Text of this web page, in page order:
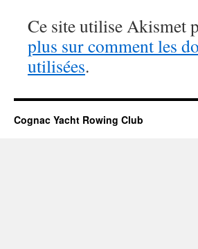
Ce site utilise Akismet
plus sur comment les
utilisées.
Cognac Yacht Rowing Club